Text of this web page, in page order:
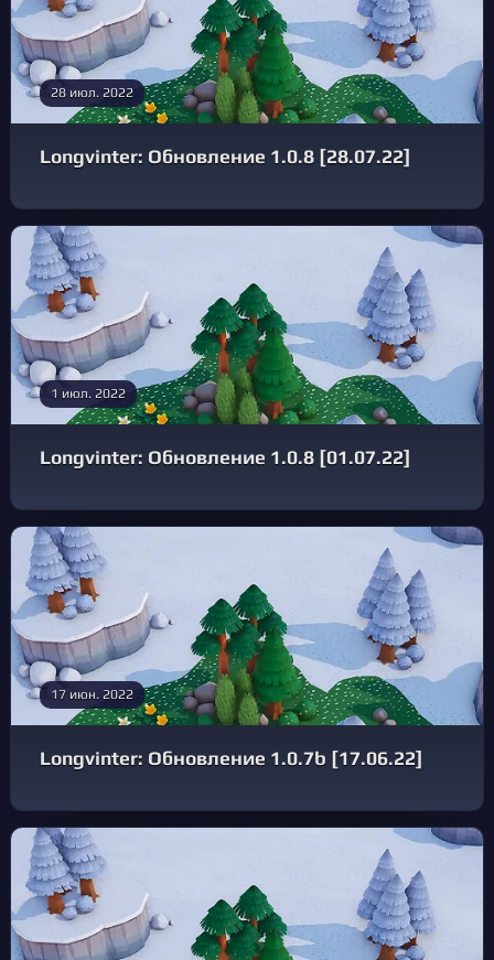
28 июл. 2022
Longvinter: Обновление 1.0.8 [28.07.22]
1 июл. 2022
Longvinter: Обновление 1.0.8 [01.07.22]
17 июн. 2022
Longvinter: Обновление 1.0.7b [17.06.22]